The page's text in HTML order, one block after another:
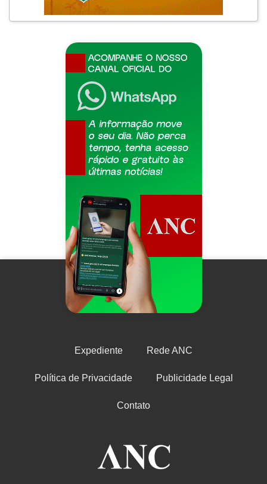
Expediente Rede ANC
Política de Privacidade Publicidade Legal
Contato